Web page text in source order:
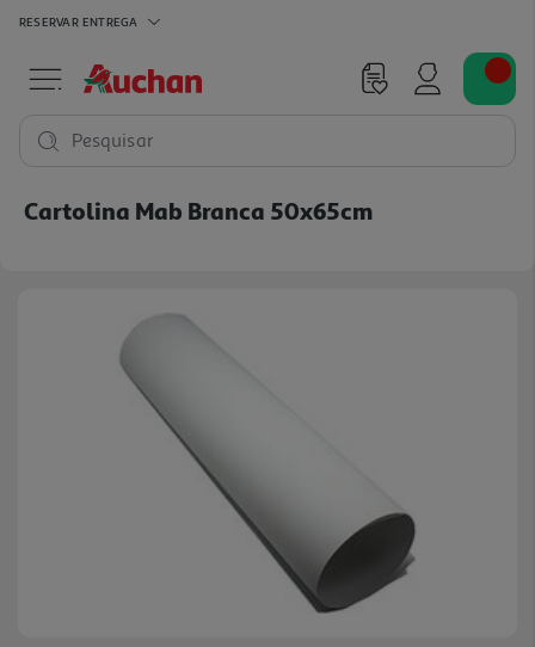
RESERVAR ENTREGA
Pesquisar
Cartolina Mab Branca 50x65cm